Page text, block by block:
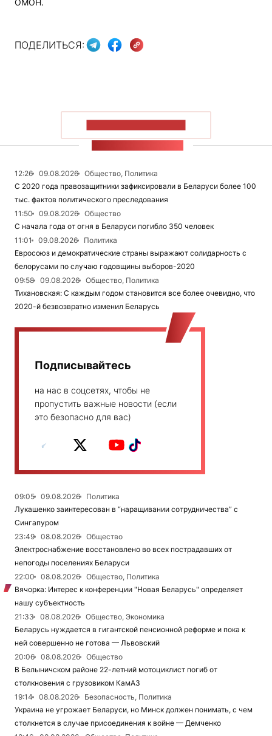
ПОДЕЛИТЬСЯ:
12:26 09.08.2026
Общество, Политика
С 2020 года правозащитники зафиксировали в Беларуси более 100
тыс. фактов политического преследования
11:50
09.08.2026
Общество
С начала года от огня в Беларуси погибло 350 человек
11:01
09.08.2026
Политика
Евросоюз и демократические страны выражают солидарность с
белорусами по случаю годовщины выборов-2020
09:58
09.08.2026
Общество, Политика
Тихановская: С каждым годом становится все более очевидно, что
2020-й безвозвратно изменил Беларусь
Подписывайтесь
на нас в соцсетях, чтобы не
пропустить важные новости (если
это безопасно для вас)
09:05 09.08.2026
Политика
Лукашенко заинтересован в “наращивании сотрудничества” с
Сингапуром
23:49
08.08.2026
Общество
Электроснабжение восстановлено во всех пострадавших от
непогоды поселениях Беларуси
22:00
08.08.2026
Общество, Политика
Вячорка: Интерес к конференции "Новая Беларусь" определяет
нашу субъектность
21:33
08.08.2026
Общество, Экономика
Беларусь нуждается в гигантской пенсионной реформе и пока к
ней совершенно не готова — Львовский
20:06
08.08.2026
Общество
В Белыничском районе 22-летний мотоциклист погиб от
столкновения с грузовиком КамАЗ
19:14
08.08.2026
Безопасность, Политика
Украина не угрожает Беларуси, но Минск должен понимать, с чем
столкнется в случае присоединения к войне — Демченко